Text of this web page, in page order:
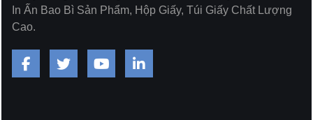
In Ấn Bao Bì Sản Phẩm, Hộp Giấy, Túi Giấy Chất Lượng
Cao.